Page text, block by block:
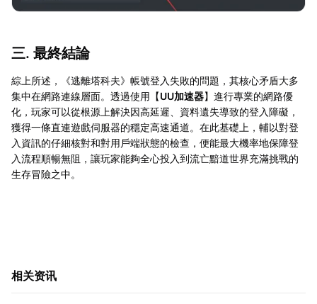
三. 最終結論
綜上所述，《逃離塔科夫》帳號登入失敗的問題，其核心矛盾大多
集中在網路連線層面。透過使用【UU加速器】進行專業的網路優
化，玩家可以從根源上解決因高延遲、資料遺失導致的登入障礙，
獲得一條直連遊戲伺服器的穩定高速通道。在此基礎上，輔以對登
入資訊的仔細核對和對用戶端狀態的檢查，便能最大機率地保障登
入流程順暢無阻，讓玩家能夠全心投入到流亡黯道世界充滿挑戰的
生存冒險之中。
相关资讯